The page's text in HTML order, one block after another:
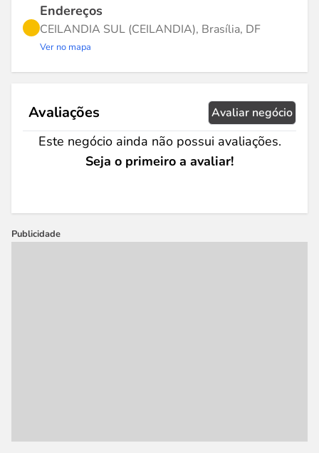
Endereços
CEILANDIA SUL (CEILANDIA), Brasília, DF
Ver no mapa
Avaliações Avaliar negócio
Este negócio ainda não possui avaliações.
Seja o primeiro a avaliar!
Publicidade